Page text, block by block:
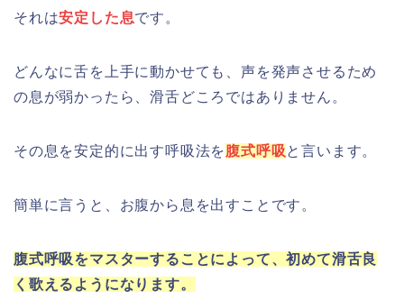
それは安定した息です。
どんなに舌を上手に動かせても、声を発声させるため
の息が弱かったら、滑舌どころではありません。
その息を安定的に出す呼吸法を腹式呼吸と言います。
簡単に言うと、お腹から息を出すことです。
腹式呼吸をマスターすることによって、初めて滑舌良
く歌えるようになります。